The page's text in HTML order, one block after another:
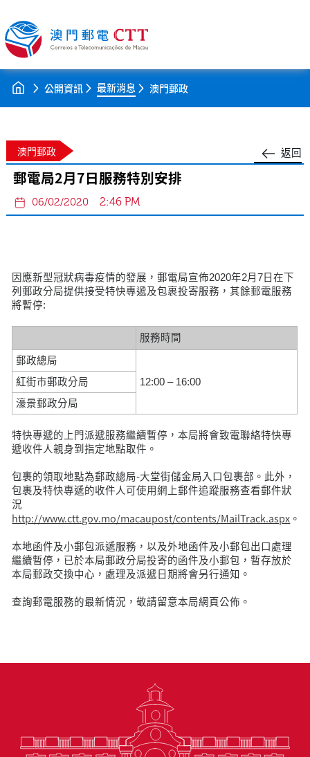
公開資訊 最新消息 澳門郵政
返回
澳門郵政
郵電局2月7日服務特別安排
06/02/2020 2:46 PM
因應新型冠狀病毒疫情的發展，郵電局宣佈2020年2月7日在下
列郵政分局提供接受特快專遞及包裹投寄服務，其餘郵電服務
將暫停:
服務時間
郵政總局
12:00 – 16:00
紅街市郵政分局
濠景郵政分局
特快專遞的上門派遞服務繼續暫停，本局將會致電聯絡特快專
遞收件人親身到指定地點取件。
包裹的領取地點為郵政總局-大堂街儲金局入口包裹部。此外，
包裹及特快專遞的收件人可使用網上郵件追蹤服務查看郵件狀
況
http://www.ctt.gov.mo/macaupost/contents/MailTrack.aspx 。
本地函件及小郵包派遞服務，以及外地函件及小郵包出口處理
繼續暫停，已於本局郵政分局投寄的函件及小郵包，暫存放於
本局郵政交換中心，處理及派遞日期將會另行通知。
查詢郵電服務的最新情況，敬請留意本局網頁公佈。